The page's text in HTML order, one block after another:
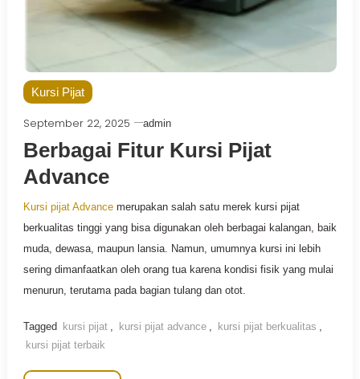
Kursi Pijat
September 22, 2025 admin
Berbagai Fitur Kursi Pijat
Advance
Kursi pijat Advancemerupakan salah satu merek kursi pijat
berkualitas tinggi yang bisa digunakan oleh berbagai kalangan, baik
muda, dewasa, maupun lansia. Namun, umumnya kursi ini lebih
sering dimanfaatkan oleh orang tua karena kondisi fisik yang mulai
menurun, terutama pada bagian tulang dan otot.
Tagged kursi pijat , kursi pijat advance , kursi pijat berkualitas ,
kursi pijat terbaik